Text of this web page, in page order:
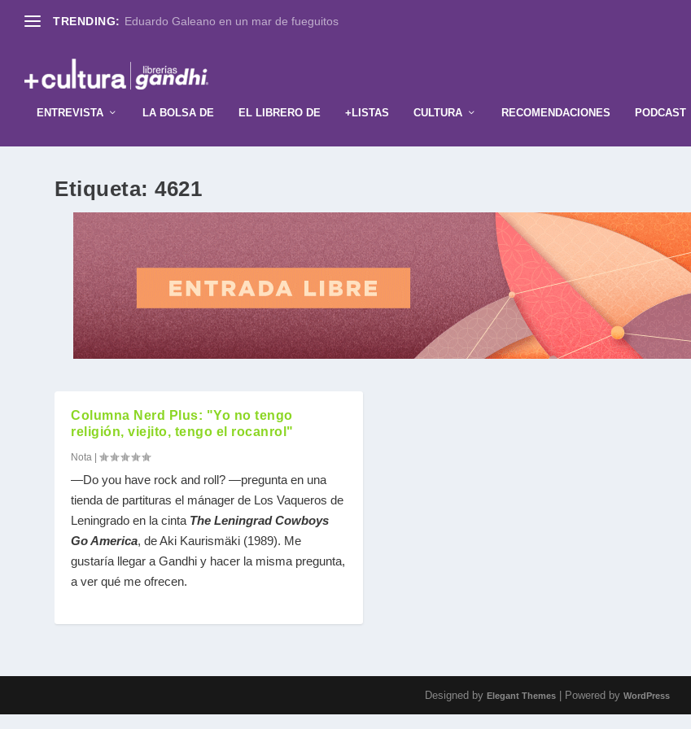
TRENDING: Eduardo Galeano en un mar de fueguitos
ENTREVISTA LA BOLSA DE EL LIBRERO DE +LISTAS CULTURA RECOMENDACIONES PODCAST
Etiqueta:4621
Columna Nerd Plus: "Yo no tengo
religión, viejito, tengo el rocanrol"
Nota |
—Do you have rock and roll? —pregunta en una
tienda de partituras el mánager de Los Vaqueros de
Leningrado en la cinta The Leningrad Cowboys
Go America, de Aki Kaurismäki (1989). Me
gustaría llegar a Gandhi y hacer la misma pregunta,
a ver qué me ofrecen.
Designed by Elegant Themes| Powered by WordPress